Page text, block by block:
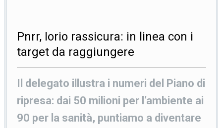
Pnrr, Iorio rassicura: in linea con i
target da raggiungere
Il delegato illustra i numeri del Piano di
ripresa: dai 50 milioni per l’ambiente ai
90 per la sanità, puntiamo a diventare